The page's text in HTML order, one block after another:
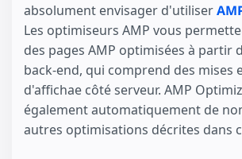
absolument envisager d'utiliser
Les optimiseurs AMP vous
des pages AMP optimisées à partir
back-end, qui comprend des mises
d'affichae côté serveur. AMP
également automatiquement de
autres optimisations décrites dans